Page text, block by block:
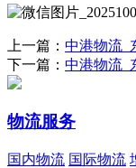
上一篇： 中港物流_
下一篇： 中港物流_
物流服务
国内物流 国际物流